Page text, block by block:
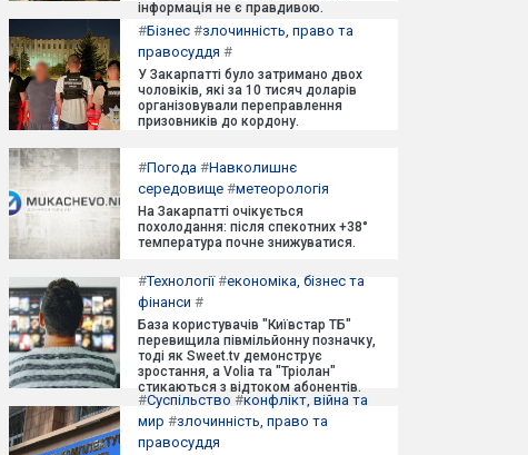
інформація не є правдивою.
#Бізнес #злочинність, право та
правосуддя #
У Закарпатті було затримано двох
чоловіків, які за 10 тисяч доларів
організовували переправлення
призовників до кордону.
#Погода #Навколишнє
середовище #метеорологія
На Закарпатті очікується
похолодання: після спекотних +38°
температура почне знижуватися.
#Технології#економіка, бізнес та
фінанси #
База користувачів "Київстар ТБ"
перевищила півмільйонну позначку,
тоді як Sweet.tv демонструє
зростання, а Volia та "Тріолан"
стикаються з відтоком абонентів.
#Суспільство #конфлікт, війна та
мир #злочинність, право та
правосуддя